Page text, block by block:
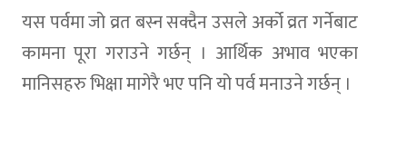
यस पर्वमा जो व्रत बस्न सक्दैन उसले अर्को व्रत गर्नेबाट
कामना पूरा गराउने गर्छन् । आर्थिक अभाव भएका
मानिसहरु भिक्षा मागेरै भए पनि यो पर्व मनाउने गर्छन् ।